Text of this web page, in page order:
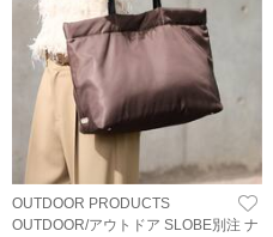
OUTDOOR PRODUCTS
OUTDOOR/アウトドア SLOBE別注 ナ